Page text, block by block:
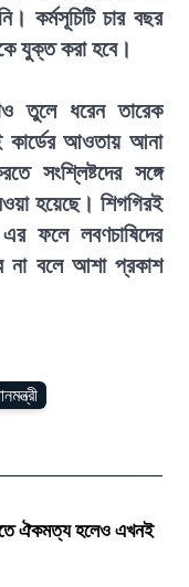
কর্মসূচিটি চার বছর
যুক্ত করা হবে।
তুলে ধরেন তারেক
কার্ডের আওতায় আনা
সংশ্লিষ্টদের সঙ্গে
হয়েছে। শিগগিরই
ফলে লবণচাষিদের
না বলে আশা প্রকাশ
ঐকমত্য হলেও এখনই